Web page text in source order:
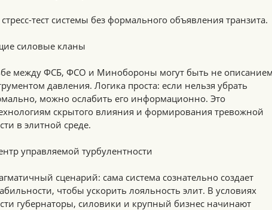
тест системы без формального объявления транзита.
силовые кланы
между ФСБ, ФСО и Минобороны могут быть не описанием
давления. Логика проста: если нельзя убрать
можно ослабить его информационно. Это
скрытого влияния и формирования тревожной
в элитной среде.
управляемой турбулентности
сценарий: сама система сознательно создает
чтобы ускорить лояльность элит. В условиях
губернаторы, силовики и крупный бизнес начинают